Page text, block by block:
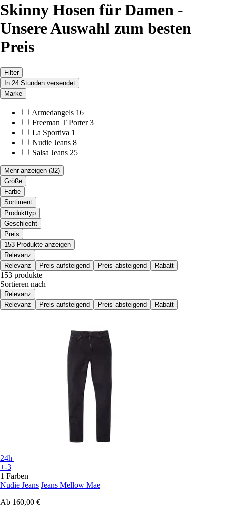
Skinny Hosen für Damen -
Unsere Auswahl zum besten
Preis
Filter
In 24 Stunden versendet
Marke
Armedangels 16
Freeman T Porter 3
La Sportiva 1
Nudie Jeans 8
Salsa Jeans 25
Mehr anzeigen (32)
Größe
Farbe
Sortiment
Produkttyp
Geschlecht
Preis
153 Produkte anzeigen
Relevanz
Relevanz
Preis aufsteigend Preis absteigend Rabatt
153 produkte
Sortieren nach
Relevanz
Relevanz
Preis aufsteigend Preis absteigend Rabatt
24h
+-3
1 Farben
Nudie Jeans Jeans Mellow Mae
Ab 160,00 €